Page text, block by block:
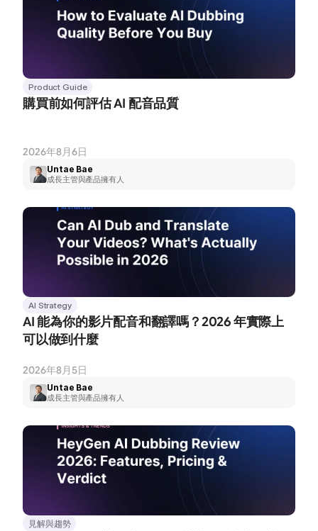
Product Guide
購買前如何評估 AI 配音品質
2026年8月6日
Untae Bae
成長主管與產品擁有人
AI Strategy
AI 能為你的影片配音和翻譯嗎？2026 年實際上
可以做到什麼
2026年8月5日
Untae Bae
成長主管與產品擁有人
見解與趨勢